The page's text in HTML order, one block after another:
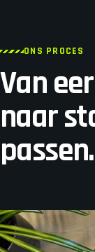
ONS PROCES
Van
naar
passen.